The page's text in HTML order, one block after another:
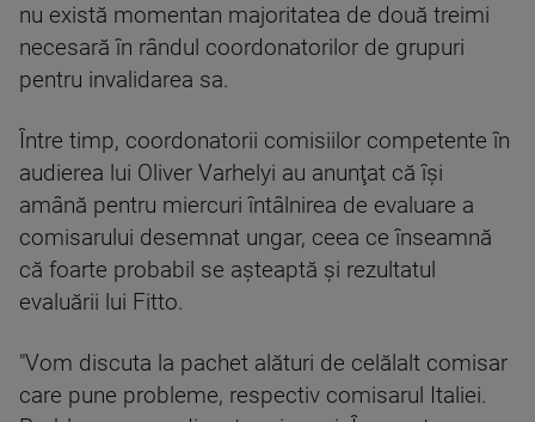
nu există momentan majoritatea de două treimi
necesară în rândul coordonatorilor de grupuri
pentru invalidarea sa.
Între timp, coordonatorii comisiilor competente în
audierea lui Oliver Varhelyi au anunţat că îşi
amână pentru miercuri întâlnirea de evaluare a
comisarului desemnat ungar, ceea ce înseamnă
că foarte probabil se aşteaptă şi rezultatul
evaluării lui Fitto.
"Vom discuta la pachet alături de celălalt comisar
care pune probleme, respectiv comisarul Italiei.